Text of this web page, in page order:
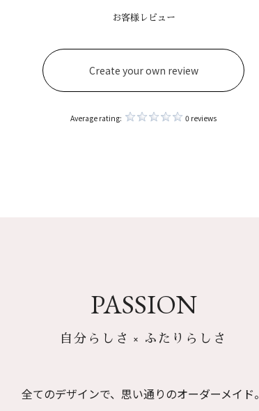
お客様レビュー
Create your own review
Average rating: 0 reviews
PASSION
自分らしさ × ふたりらしさ
全てのデザインで、思い通りのオーダーメイド。